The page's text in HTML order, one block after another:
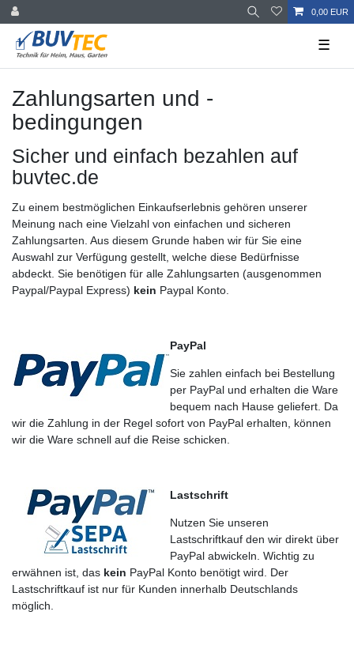
0,00 EUR
☰
Zahlungsarten und -
bedingungen
Sicher und einfach bezahlen auf
buvtec.de
Zu einem bestmöglichen Einkaufserlebnis gehören unserer
Meinung nach eine Vielzahl von einfachen und sicheren
Zahlungsarten. Aus diesem Grunde haben wir für Sie eine
Auswahl zur Verfügung gestellt, welche diese Bedürfnisse
abdeckt. Sie benötigen für alle Zahlungsarten (ausgenommen
Paypal/Paypal Express) kein Paypal Konto.
PayPal
Sie zahlen einfach bei Bestellung
per PayPal und erhalten die Ware
bequem nach Hause geliefert. Da
wir die Zahlung in der Regel sofort von PayPal erhalten, können
wir die Ware schnell auf die Reise schicken.
Lastschrift
Nutzen Sie unseren
Lastschriftkauf den wir direkt über
PayPal abwickeln. Wichtig zu
erwähnen ist, das kein PayPal Konto benötigt wird. Der
Lastschriftkauf ist nur für Kunden innerhalb Deutschlands
möglich.